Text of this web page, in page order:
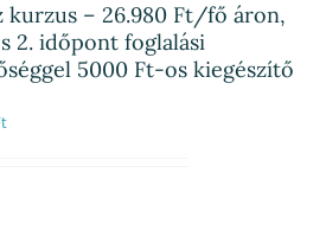
kurzus – 26.980 Ft/fő áron,
2. időpont foglalási
5000 Ft-os kiegészítő